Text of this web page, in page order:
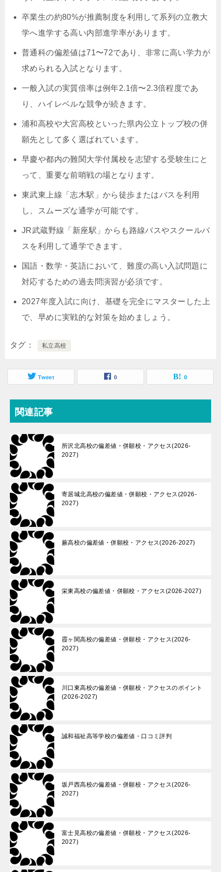
卒業生の約80%が推薦制度を利用して系列の立教大
学へ進学する高い内部進学率があります。
普通科の偏差値は71〜72であり、非常に高い学力が
求められる入試となります。
一般入試の実質倍率は例年2.1倍〜2.3倍程度であ
り、ハイレベルな競争が続きます。
浦和高校や大宮高校といった県内公立トップ校の併
願先として多く選ばれています。
早慶や都内の難関大学付属校を志望する受験生にと
って、重要な前哨戦の場となります。
東武東上線「志木駅」から徒歩またはバスを利用
し、スムーズな通学が可能です。
JR武蔵野線「新座駅」からも路線バスやスクールバ
スを利用して通学できます。
国語・数学・英語において、難度の高い入試問題に
対応するための過去問演習が必須です。
2027年度入試に向け、基礎を完全にマスターした上
で、早めに実戦的な対策を始めましょう。
タグ 私立高校
Tweet 0 0
関連記事
所沢北高校の偏差値・併願校・アクセス(2026-
2027)
寄居城北高校の偏差値・併願校・アクセス(2026-
2027)
蕨高校の偏差値・併願校・アクセス(2026-2027)
栄東高校の偏差値・併願校・アクセス(2026-2027)
霞ヶ関高校の偏差値・併願校・アクセス(2026-
2027)
川口東高校の偏差値・併願校・アクセスのポイント
(2026-2027)
誠和福祉高等学校の偏差値・口コミ評判
坂戸西高校の偏差値・併願校・アクセス(2026-
2027)
富士見高校の偏差値・併願校・アクセス(2026-
2027)